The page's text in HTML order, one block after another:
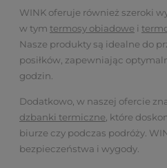
WINK oferuje również szeroki
w tym termosy obiadowe i
Nasze produkty są idealne do
posiłków, zapewniając
godzin.
Dodatkowo, w naszej ofercie
dzbanki termiczne, które
biurze czy podczas podróży.
bezpieczeństwa i wygody.